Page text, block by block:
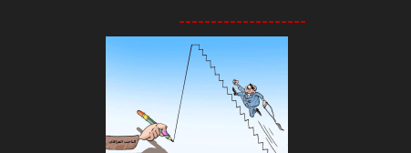
--------------------